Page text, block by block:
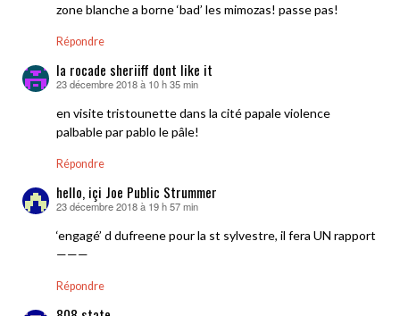
zone blanche a borne ‘bad’ les mimozas! passe pas!
Répondre
la rocade sheriiff dont like it
dit :
23 décembre 2018 à 10 h 35 min
en visite tristounette dans la cité papale violence
palbable par pablo le pâle!
Répondre
hello, içi Joe Public Strummer
dit :
23 décembre 2018 à 19 h 57 min
‘engagé’ d dufreene pour la st sylvestre, il fera UN rapport
———
Répondre